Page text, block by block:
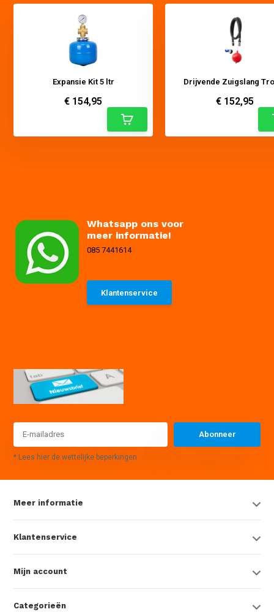
Expansie Kit 5 ltr
€ 154,95
Drijvende Zuigslang
€ 152,95
Whatsapp ons voor
meer informatie!
085 7441614
Klantenservice
Abonneer
* Lees hier de wettelijke beperkingen
Meer informatie
Klantenservice
Mijn account
Categorieën